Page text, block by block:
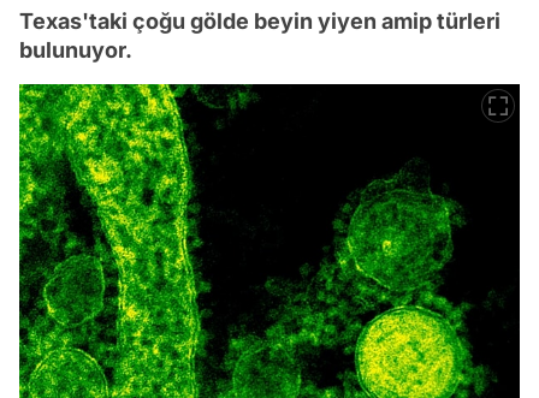
Texas'taki çoğu gölde beyin yiyen amip türleri
bulunuyor.